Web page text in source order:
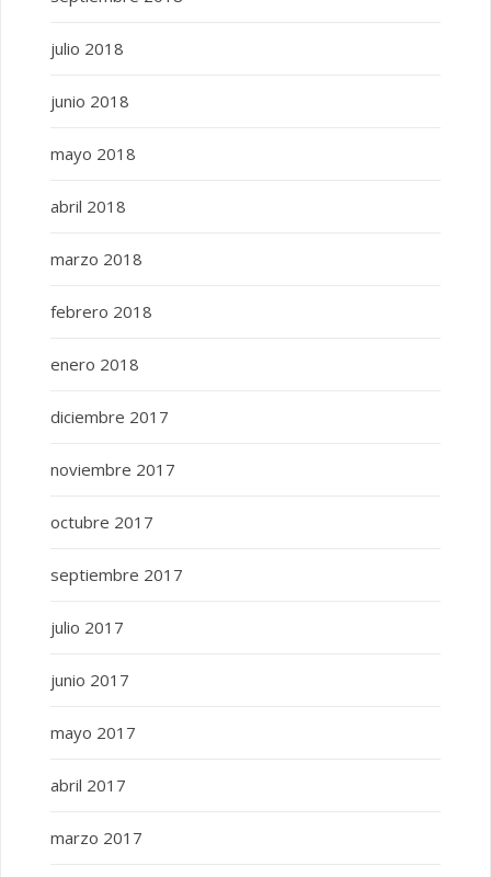
julio 2018
junio 2018
mayo 2018
abril 2018
marzo 2018
febrero 2018
enero 2018
diciembre 2017
noviembre 2017
octubre 2017
septiembre 2017
julio 2017
junio 2017
mayo 2017
abril 2017
marzo 2017